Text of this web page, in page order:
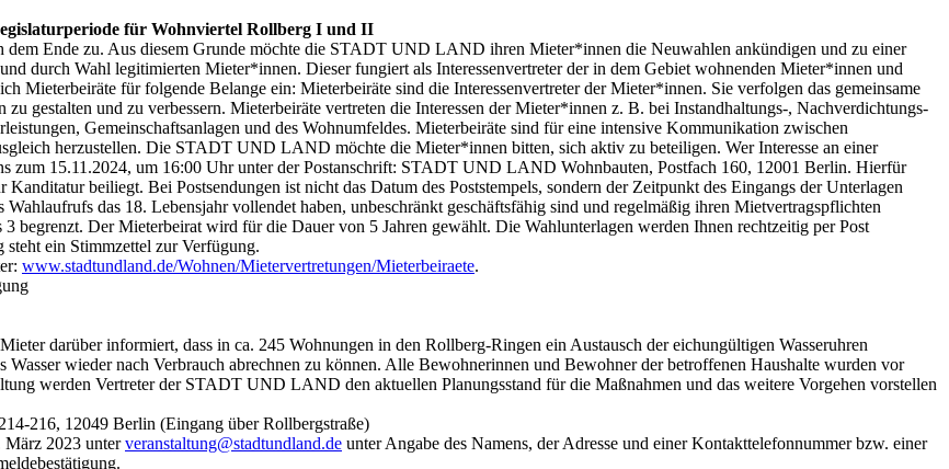
für Wohnviertel Rollberg I und II
dem Ende zu. Aus diesem Grunde möchte die STADT UND LAND ihren Mieter*innen die Neuwahlen ankündigen und zu einer
durch Wahl legitimierten Mieter*innen. Dieser fungiert als Interessenvertreter der in dem Gebiet wohnenden Mieter*innen und
Mieterbeiräte für folgende Belange ein: Mieterbeiräte sind die Interessenvertreter der Mieter*innen. Sie verfolgen das gemeinsame
gestalten und zu verbessern. Mieterbeiräte vertreten die Interessen der Mieter*innen z. B. bei Instandhaltungs-, Nachverdichtungs-
Gemeinschaftsanlagen und des Wohnumfeldes. Mieterbeiräte sind für eine intensive Kommunikation zwischen
herzustellen. Die STADT UND LAND möchte die Mieter*innen bitten, sich aktiv zu beteiligen. Wer Interesse an einer
zum 15.11.2024, um 16:00 Uhr unter der Postanschrift: STADT UND LAND Wohnbauten, Postfach 160, 12001 Berlin. Hierfür
beiliegt. Bei Postsendungen ist nicht das Datum des Poststempels, sondern der Zeitpunkt des Eingangs der Unterlagen
das 18. Lebensjahr vollendet haben, unbeschränkt geschäftsfähig sind und regelmäßig ihren Mietvertragspflichten
begrenzt. Der Mieterbeirat wird für die Dauer von 5 Jahren gewählt. Die Wahlunterlagen werden Ihnen rechtzeitig per Post
ein Stimmzettel zur Verfügung.
www.stadtundland.de/Wohnen/Mietervertretungen/Mieterbeiraete.
darüber informiert, dass in ca. 245 Wohnungen in den Rollberg-Ringen ein Austausch der eichungültigen Wasseruhren
wieder nach Verbrauch abrechnen zu können. Alle Bewohnerinnen und Bewohner der betroffenen Haushalte wurden vor
werden Vertreter der STADT UND LAND den aktuellen Planungsstand für die Maßnahmen und das weitere Vorgehen vorstellen
216, 12049 Berlin (Eingang über Rollbergstraße)
März 2023 unterveranstaltung@stadtundland.de unter Angabe des Namens, der Adresse und einer Kontakttelefonnummer bzw. einer